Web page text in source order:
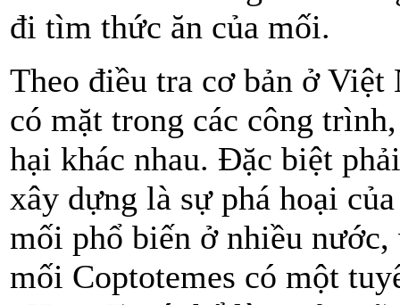
đi tìm thức ăn của mối.
Theo điều tra cơ bản ở
có mặt trong các công
hại khác nhau. Đặc biệt
xây dựng là sự phá hoại
mối phổ biến ở nhiều nước,
mối Coptotemes có một